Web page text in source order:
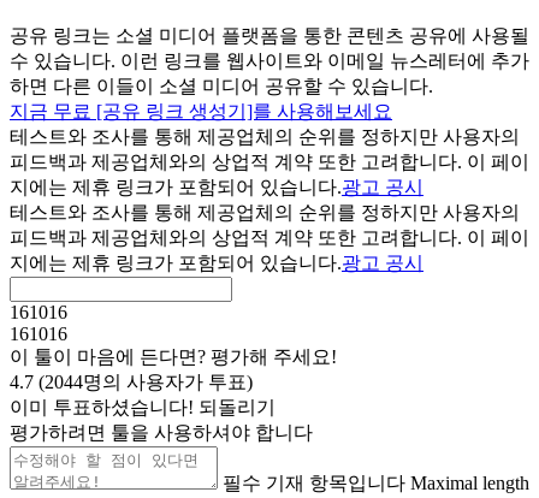
공유 링크는 소셜 미디어 플랫폼을 통한 콘텐츠 공유에 사용될
수 있습니다. 이런 링크를 웹사이트와 이메일 뉴스레터에 추가
하면 다른 이들이 소셜 미디어 공유할 수 있습니다.
지금 무료 [공유 링크 생성기]를 사용해보세요
테스트와 조사를 통해 제공업체의 순위를 정하지만 사용자의
피드백과 제공업체와의 상업적 계약 또한 고려합니다. 이 페이
지에는 제휴 링크가 포함되어 있습니다.광고 공시
테스트와 조사를 통해 제공업체의 순위를 정하지만 사용자의
피드백과 제공업체와의 상업적 계약 또한 고려합니다. 이 페이
지에는 제휴 링크가 포함되어 있습니다.광고 공시
161016
161016
이 툴이 마음에 든다면? 평가해 주세요!
4.7 (2044명의 사용자가 투표)
이미 투표하셨습니다! 되돌리기
평가하려면 툴을 사용하셔야 합니다
필수 기재 항목입니다 Maximal length